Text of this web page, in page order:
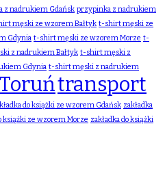
z nadrukiem Gdańsk przypinka z nadrukiem
męski ze wzorem Bałtyk t-shirt męski ze
Gdynia t-shirt męski ze wzorem Morze t-
z nadrukiem Bałtyk t-shirt męski z
Gdynia t-shirt męski z nadrukiem
Toruńtransport
do książki ze wzorem Gdańsk zakładka
książki ze wzorem Morze zakładka do książki